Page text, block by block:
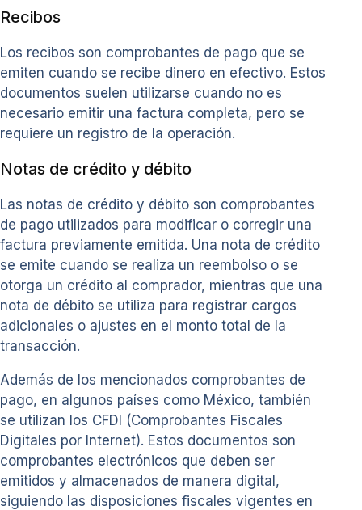
Recibos
Los recibos son comprobantes de pago que se
emiten cuando se recibe dinero en efectivo. Estos
documentos suelen utilizarse cuando no es
necesario emitir una factura completa, pero se
requiere un registro de la operación.
Notas de crédito y débito
Las notas de crédito y débito son comprobantes
de pago utilizados para modificar o corregir una
factura previamente emitida. Una nota de crédito
se emite cuando se realiza un reembolso o se
otorga un crédito al comprador, mientras que una
nota de débito se utiliza para registrar cargos
adicionales o ajustes en el monto total de la
transacción.
Además de los mencionados comprobantes de
pago, en algunos países como México, también
se utilizan los CFDI (Comprobantes Fiscales
Digitales por Internet). Estos documentos son
comprobantes electrónicos que deben ser
emitidos y almacenados de manera digital,
siguiendo las disposiciones fiscales vigentes en